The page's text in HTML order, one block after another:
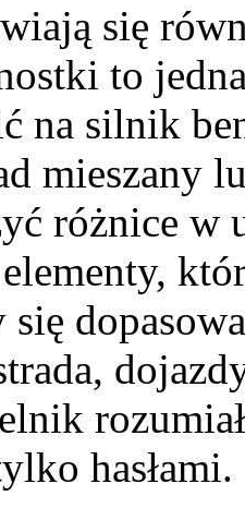
się
to
na silnik
mieszany
różnice
hasłami.